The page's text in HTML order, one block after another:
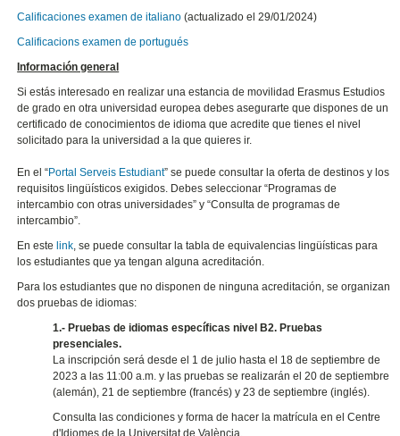
Calificaciones examen de italiano (actualizado el 29/01/2024)
Calificacions examen de portugués
Información general
Si estás interesado en realizar una estancia de movilidad Erasmus Estudios
de grado en otra universidad europea debes asegurarte que dispones de un
certificado de conocimientos de idioma que acredite que tienes el nivel
solicitado para la universidad a la que quieres ir.
En el “Portal Serveis Estudiant” se puede consultar la oferta de destinos y los
requisitos lingüísticos exigidos. Debes seleccionar “Programas de
intercambio con otras universidades” y “Consulta de programas de
intercambio”.
En este link, se puede consultar la tabla de equivalencias lingüísticas para
los estudiantes que ya tengan alguna acreditación.
Para los estudiantes que no disponen de ninguna acreditación, se organizan
dos pruebas de idiomas:
1.- Pruebas de idiomas específicas nivel B2. Pruebas
presenciales.
La inscripción será desde el 1 de julio hasta el 18 de septiembre de
2023 a las 11:00 a.m. y las pruebas se realizarán el 20 de septiembre
(alemán), 21 de septiembre (francés) y 23 de septiembre (inglés).
Consulta las condiciones y forma de hacer la matrícula en el Centre
d'Idiomes de la Universitat de València.